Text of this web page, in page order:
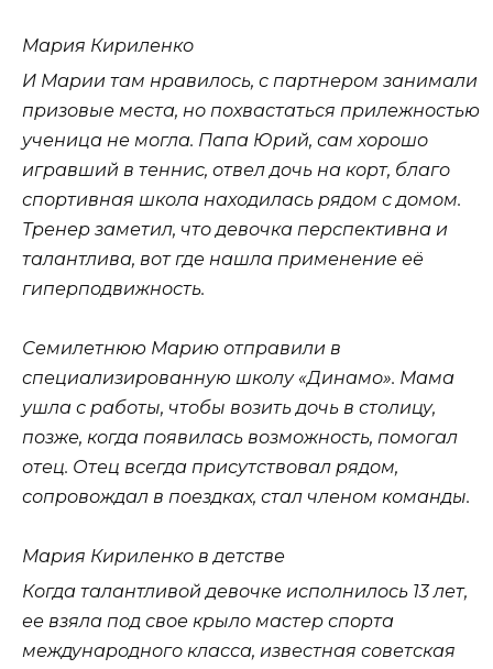
Мария Кириленко
И Марии там нравилось, с партнером занимали
призовые места, но похвастаться прилежностью
ученица не могла. Папа Юрий, сам хорошо
игравший в теннис, отвел дочь на корт, благо
спортивная школа находилась рядом с домом.
Тренер заметил, что девочка перспективна и
талантлива, вот где нашла применение её
гиперподвижность.
Семилетнюю Марию отправили в
специализированную школу «Динамо». Мама
ушла с работы, чтобы возить дочь в столицу,
позже, когда появилась возможность, помогал
отец. Отец всегда присутствовал рядом,
сопровождал в поездках, стал членом команды.
Мария Кириленко в детстве
Когда талантливой девочке исполнилось 13 лет,
ее взяла под свое крыло мастер спорта
международного класса, известная советская